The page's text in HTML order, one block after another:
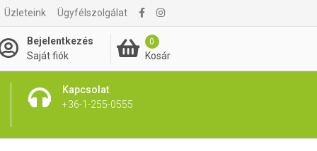
Üzleteink Ügyfélszolgálat
Bejelentkezés
Saját fiók
0
Kosár
Kapcsolat
+36-1-255-0555
7 390 Ft